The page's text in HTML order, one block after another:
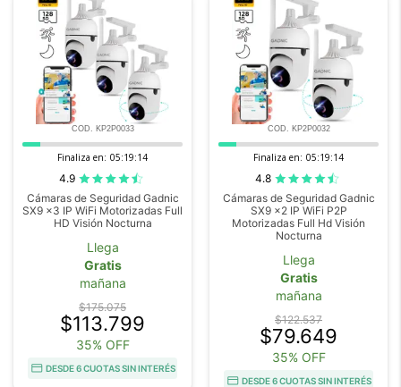
COD. KP2P0033
Finaliza en: 05:19:13
4.9
Cámaras de Seguridad Gadnic
SX9 x3 IP WiFi Motorizadas Full
HD Visión Nocturna
Llega
Gratis
mañana
$175.075
$113.799
35% OFF
DESDE 6 CUOTAS SIN INTERÉS
COD. KP2P0032
Finaliza en: 05:19:13
4.8
Cámaras de Seguridad Gadnic
SX9 x2 IP WiFi P2P
Motorizadas Full Hd Visión
Nocturna
Llega
Gratis
mañana
$122.537
$79.649
35% OFF
DESDE 6 CUOTAS SIN INTERÉS